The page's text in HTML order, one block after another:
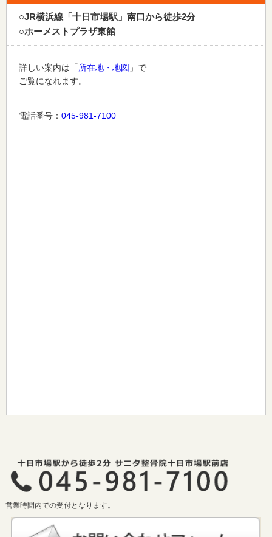
○JR横浜線「十日市場駅」南口から徒歩2分
○ホーメストプラザ東館
詳しい案内は「所在地・地図 」で
ご覧になれます。
電話番号： 045-981-7100
営業時間内での受付となります。